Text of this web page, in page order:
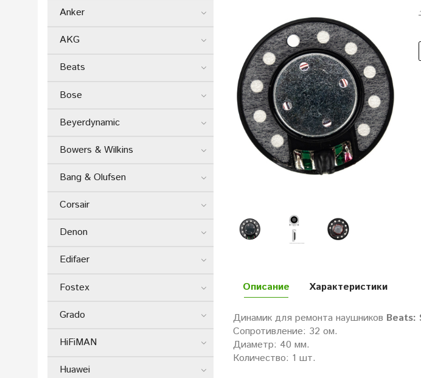
Описание
Динамик для ремонта наушников Beats:
Сопротивление: 32 ом.
Диаметр: 40 мм.
Количество: 1 шт.
Характеристики
Anker
AKG
Beats
Bose
Beyerdynamic
Bowers & Wilkins
Bang & Olufsen
Corsair
Denon
Edifaer
Fostex
Grado
HiFiMAN
Huawei